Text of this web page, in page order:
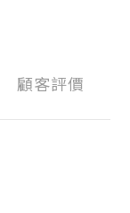
顧客評價